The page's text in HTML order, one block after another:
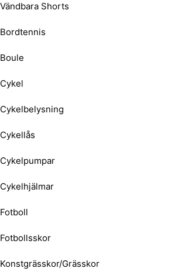
Vändbara Shorts
Bordtennis
Boule
Cykel
Cykelbelysning
Cykellås
Cykelpumpar
Cykelhjälmar
Fotboll
Fotbollsskor
Konstgrässkor/Grässkor